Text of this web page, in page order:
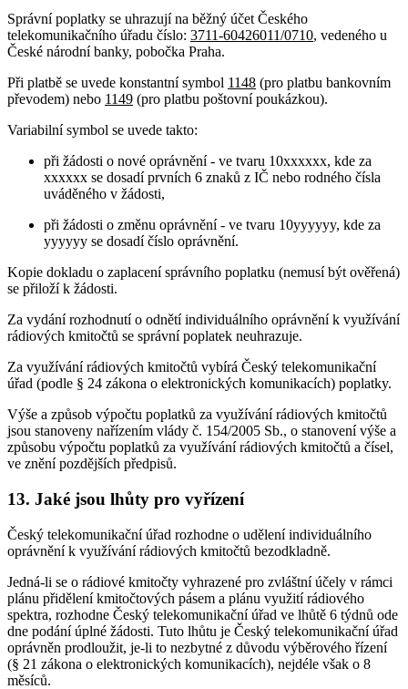
Správní poplatky se uhrazují na běžný účet Českého
telekomunikačního úřadu číslo: 3711-60426011/0710, vedeného u
České národní banky, pobočka Praha.
Při platbě se uvede konstantní symbol 1148 (pro platbu bankovním
převodem) nebo 1149 (pro platbu poštovní poukázkou).
Variabilní symbol se uvede takto:
při žádosti o nové oprávnění - ve tvaru 10xxxxxx, kde za
xxxxxx se dosadí prvních 6 znaků z IČ nebo rodného čísla
uváděného v žádosti,
při žádosti o změnu oprávnění - ve tvaru 10yyyyyy, kde za
yyyyyy se dosadí číslo oprávnění.
Kopie dokladu o zaplacení správního poplatku (nemusí být ověřená)
se přiloží k žádosti.
Za vydání rozhodnutí o odnětí individuálního oprávnění k využívání
rádiových kmitočtů se správní poplatek neuhrazuje.
Za využívání rádiových kmitočtů vybírá Český telekomunikační
úřad (podle § 24 zákona o elektronických komunikacích) poplatky.
Výše a způsob výpočtu poplatků za využívání rádiových kmitočtů
jsou stanoveny nařízením vlády č. 154/2005 Sb., o stanovení výše a
způsobu výpočtu poplatků za využívání rádiových kmitočtů a čísel,
ve znění pozdějších předpisů.
13. Jaké jsou lhůty pro vyřízení
Český telekomunikační úřad rozhodne o udělení individuálního
oprávnění k využívání rádiových kmitočtů bezodkladně.
Jedná-li se o rádiové kmitočty vyhrazené pro zvláštní účely v rámci
plánu přidělení kmitočtových pásem a plánu využití rádiového
spektra, rozhodne Český telekomunikační úřad ve lhůtě 6 týdnů ode
dne podání úplné žádosti. Tuto lhůtu je Český telekomunikační úřad
oprávněn prodloužit, je-li to nezbytné z důvodu výběrového řízení
(§ 21 zákona o elektronických komunikacích), nejdéle však o 8
měsíců.